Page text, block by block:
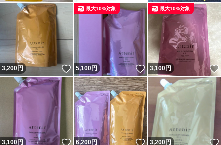
・お風呂場で濡れた手で使いたい方
・W洗顔したくない方
使い方
3プッシュ分程度を手に取り、やさしくマッサージするよ
うにメイクとなじませた後、水またはぬるま湯で洗い流し
3,200円 いいね！
5,100円 いいね！
最大10%対象
3,100円
最大10%対象
3,100円 いいね！
6,200円 いいね！
3,200円